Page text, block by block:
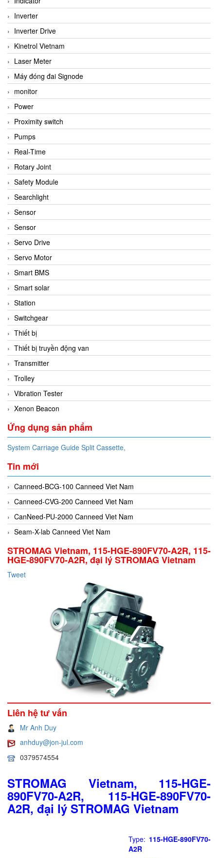
Inverter
Inverter Drive
Kinetrol Vietnam
Laser Meter
Máy đóng đai Signode
monitor
Power
Proximity switch
Pumps
Real-Time
Rotary Joint
Safety Module
Searchlight
Sensor
Sensor
Servo Drive
Servo Motor
Smart BMS
Smart solar
Station
Switchgear
Thiết bị
Thiết bị truyền động van
Transmitter
Trolley
Vibration Tester
Xenon Beacon
Ứng dụng sản phẩm
System Carriage Guide Split Cassette,
Tin mới
Canneed-BCG-100 Canneed Viet Nam
Canneed-CVG-200 Canneed Viet Nam
CanNeed-PU-2000 Canneed Viet Nam
Seam-X-lab Canneed Viet Nam
STROMAG Vietnam, 115-HGE-890FV70-A2R, 115-
HGE-890FV70-A2R, đại lý STROMAG Vietnam
Tweet
Liên hệ tư vấn
Mr Anh Duy
anhduy@jon-jul.com
0379574554
STROMAG Vietnam, 115-HGE-
890FV70-A2R, 115-HGE-890FV70-
A2R, đại lý STROMAG Vietnam
Type: 115-HGE-890FV70-
A2R